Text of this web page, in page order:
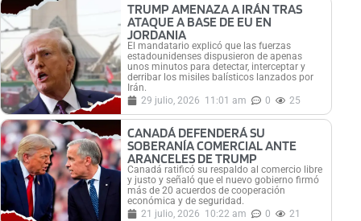
TRUMP AMENAZA A IRÁN TRAS
ATAQUE A BASE DE EU EN
JORDANIA
El mandatario explicó que las fuerzas
estadounidenses dispusieron de apenas
unos minutos para detectar, interceptar y
derribar los misiles balísticos lanzados por
Irán.
29 julio, 2026 11:01 am 0 25
CANADÁ DEFENDERÁ SU
SOBERANÍA COMERCIAL ANTE
ARANCELES DE TRUMP
Canadá ratificó su respaldo al comercio libre
y justo y señaló que el nuevo gobierno firmó
más de 20 acuerdos de cooperación
económica y de seguridad.
21 julio, 2026 10:22 am 0 21